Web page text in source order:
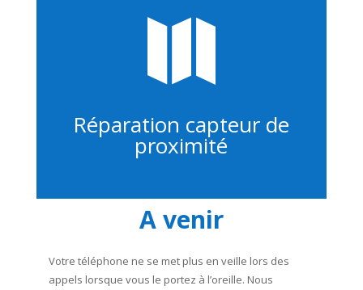

Réparation capteur de
proximité
A venir
Votre téléphone ne se met plus en veille lors des
appels lorsque vous le portez à l’oreille. Nous